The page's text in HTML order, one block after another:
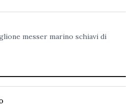
messer marino schiavi di